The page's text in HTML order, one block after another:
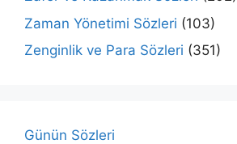
Zaman Yönetimi Sözleri (103)
Zenginlik ve Para Sözleri (351)
Günün Sözleri